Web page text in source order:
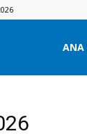
ANA